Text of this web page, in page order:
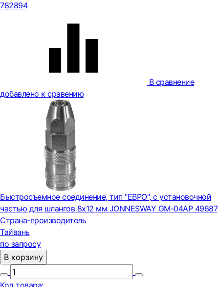
782894
В сравнение
добавлено к сравению
Быстросъемное соединение, тип "ЕВРО", с установочной
частью для шлангов 8х12 мм JONNESWAY GM-04AP 49687
Страна-производитель
Тайвань
по запросу
В корзину